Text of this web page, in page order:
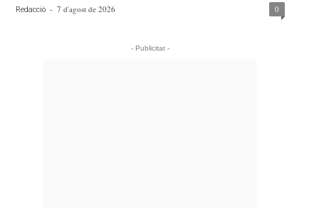
Redacció - 7 d'agost de 2026 0
- Publicitat -